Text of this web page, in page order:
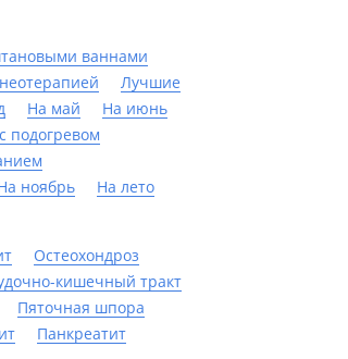
ваннами
Лучшие
На май
На июнь
подогревом
ноябрь
На лето
Остеохондроз
кишечный тракт
Пяточная шпора
Панкреатит